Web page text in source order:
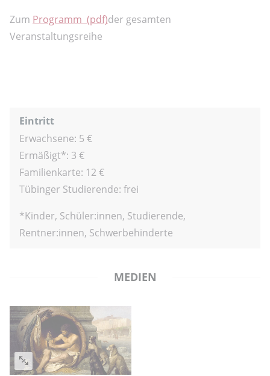
Zum Programm (pdf)der gesamten
Veranstaltungsreihe
Eintritt
Erwachsene: 5 €
Ermäßigt*: 3 €
Familienkarte: 12 €
Tübinger Studierende: frei
*Kinder, Schüler:innen, Studierende,
Rentner:innen, Schwerbehinderte
MEDIEN